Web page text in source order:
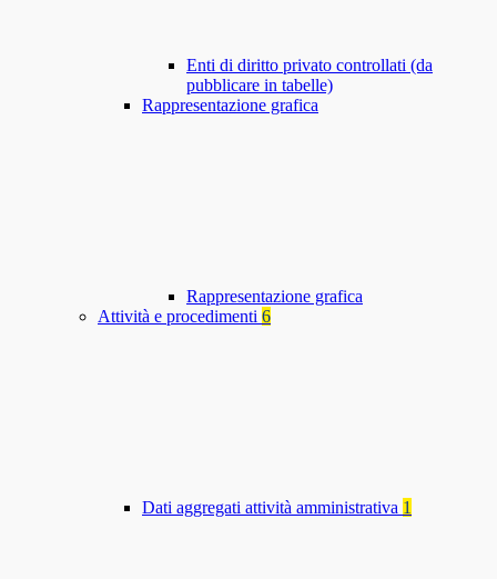
Enti di diritto privato controllati (da
pubblicare in tabelle)
Rappresentazione grafica
Rappresentazione grafica
Attività e procedimenti 6
Dati aggregati attività amministrativa 1